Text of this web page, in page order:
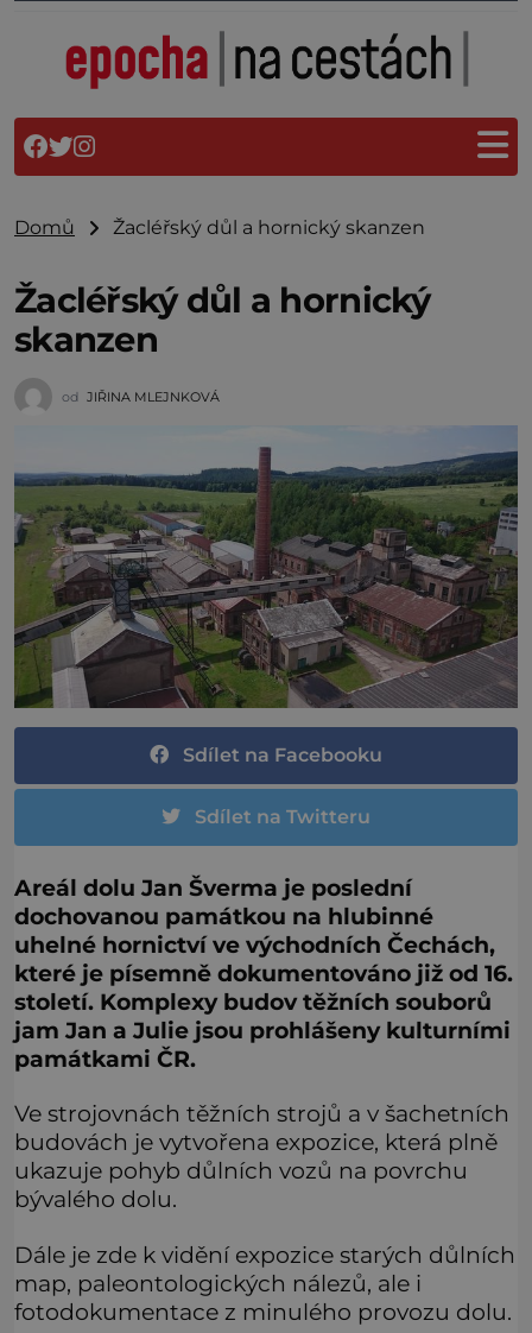
Domů Žacléřský důl a hornický skanzen
Žacléřský důl a hornický
skanzen
od JIŘINA MLEJNKOVÁ
Sdílet na Facebooku
Sdílet na Twitteru
Areál dolu Jan Šverma je poslední
dochovanou památkou na hlubinné
uhelné hornictví ve východních Čechách,
které je písemně dokumentováno již od 16.
století. Komplexy budov těžních souborů
jam Jan a Julie jsou prohlášeny kulturními
památkami ČR.
Ve strojovnách těžních strojů a v šachetních
budovách je vytvořena expozice, která plně
ukazuje pohyb důlních vozů na povrchu
bývalého dolu.
Dále je zde k vidění expozice starých důlních
map, paleontologických nálezů, ale i
fotodokumentace z minulého provozu dolu.